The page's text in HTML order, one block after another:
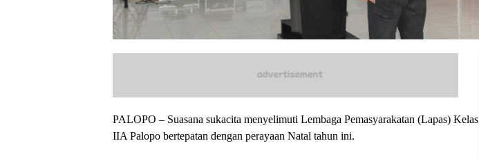
PALOPO – Suasana sukacita menyelimuti Lembaga Pemasyarakatan (Lapas) Kelas
IIA Palopo bertepatan dengan perayaan Natal tahun ini.